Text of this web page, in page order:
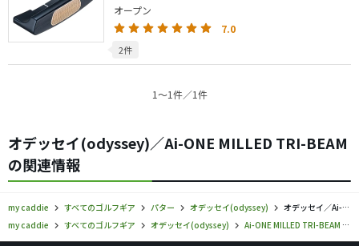
オープン
7.0
2件
1〜1件／1件
オデッセイ(odyssey)／Ai-ONE MILLED TRI-BEAM
の関連情報
my caddie すべてのゴルフギア パター オデッセイ(odyssey)
オデッセイ／Ai-ONE MILLED TRI-BEAM／パターの口コミ評価
my caddie
すべてのゴルフギア オデッセイ(odyssey) Ai-ONE MILLED TRI-BEAM